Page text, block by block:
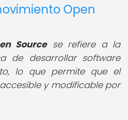
Open
Sourcese refiere a la
de desarrollar software
lo que permite que el
y modificable por